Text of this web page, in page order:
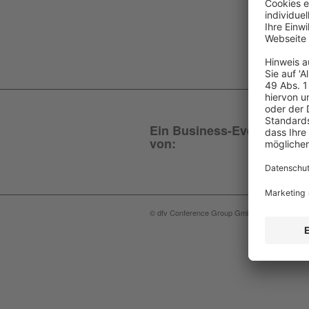
Ein Business-Event
von:
© dfv Conference Group GmbH